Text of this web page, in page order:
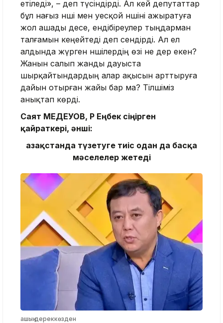
етіледі», – деп түсіндірді. Ал кей депутаттар
бұл нағыз әнші мен әуесқой әншіні ажыратуға
жол ашады десе, ендібіреулер тыңдарман
талғамын кеңейтеді деп сендірді. Ал ел
алдында жүрген әншілердің өзі не дер екен?
Жанын салып жанды дауыста
шырқайтындардың алар ақысын арттыруға
дайын отырған жайы бар ма? Тілшіміз
анықтап көрді.
Саят МЕДЕУОВ, ҚР Еңбек сіңірген
қайраткері, әнші:
Қазақстанда түзетуге тиіс одан да басқа
мәселелер жетеді
ашық дереккөзден